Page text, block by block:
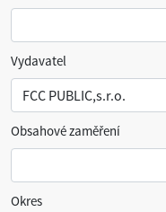
Vydavatel
Obsahové zaměření
Okres